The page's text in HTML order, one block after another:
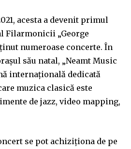
SUBSCRIBE
Privacy Policy.
32,214 11,243
acesta a devenit primul
Filarmonicii „George
numeroase concerte. În
său natal, „Neamt Music
internaţională dedicată
muzica clasică este
de jazz, video mapping,
se pot achiziţiona de pe